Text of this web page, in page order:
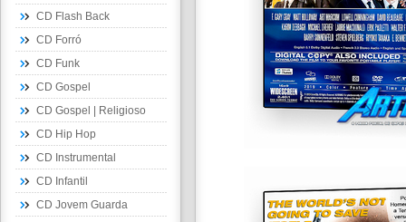
CD Flash Back
CD Forró
CD Funk
CD Gospel
CD Gospel | Religioso
CD Hip Hop
CD Instrumental
CD Infantil
CD Jovem Guarda